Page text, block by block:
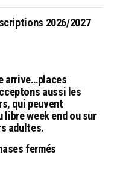
2026/2027
arrive…places
aussi les
qui peuvent
libre week end ou sur
adultes.
fermés